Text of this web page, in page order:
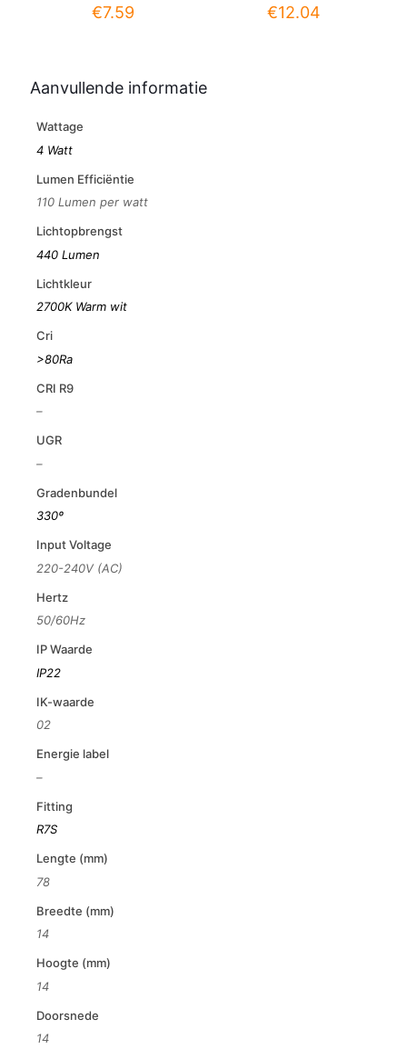
€7.59 €12.04
Aanvullende informatie
Wattage
4 Watt
Lumen Efficiëntie
110 Lumen per watt
Lichtopbrengst
440 Lumen
Lichtkleur
2700K Warm wit
Cri
>80Ra
CRI R9
–
UGR
–
Gradenbundel
330º
Input Voltage
220-240V (AC)
Hertz
50/60Hz
IP Waarde
IP22
IK-waarde
02
Energie label
–
Fitting
R7S
Lengte (mm)
78
Breedte (mm)
14
Hoogte (mm)
14
Doorsnede
14